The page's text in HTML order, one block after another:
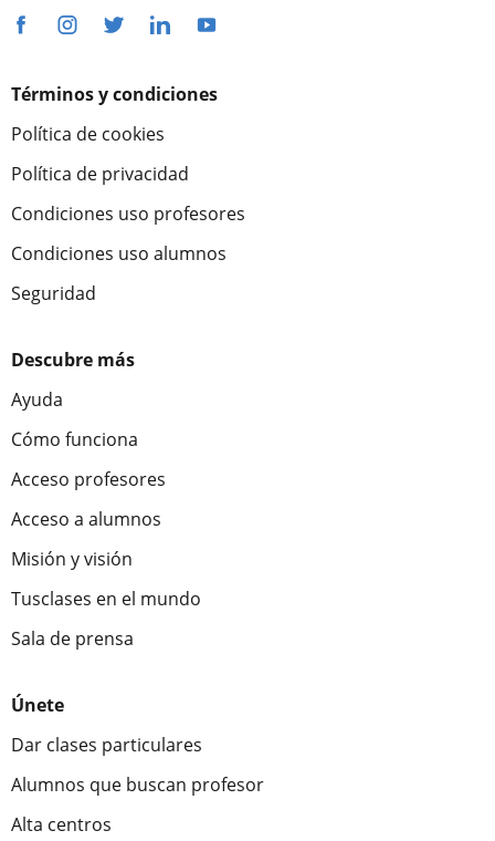
Términos y condiciones
Política de cookies
Política de privacidad
Condiciones uso profesores
Condiciones uso alumnos
Seguridad
Descubre más
Ayuda
Cómo funciona
Acceso profesores
Acceso a alumnos
Misión y visión
Tusclases en el mundo
Sala de prensa
Únete
Dar clases particulares
Alumnos que buscan profesor
Alta centros